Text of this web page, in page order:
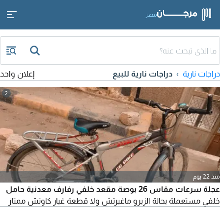
مصر
دراجات نارية دراجات نارية للبيع إعلان واحد
2
منذ 22 يوم
عجلة سرعات مقاس 26 بوصة مقعد خلفي رفارف معدنية حامل
خلفي مستعملة بحالة الزيرو ماغيرتش ولا قطعة غيار كاوتش ممتاز